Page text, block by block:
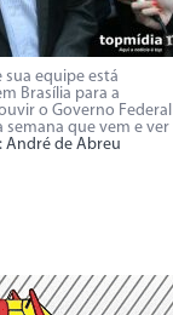
sua equipe está
Brasília para a
o Governo Federal
que vem e ver
André de Abreu